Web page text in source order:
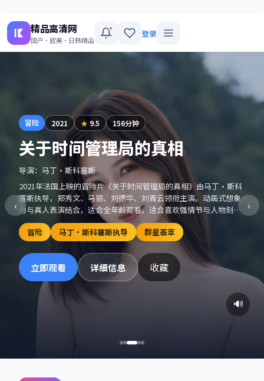
精品高清网
国产·欧美·日韩精品
登录
‹ ›
冒险 2021 ★ 9.5 156分钟
关于时间管理局的真相
导演： 马丁·斯科塞斯
2021年法国上映的冒险片《关于时间管理局的真相》由马丁·斯科
塞斯执导，郑秀文、马丽、刘德华、刘青云领衔主演。动画式想象
力与真人表演结合，适合全年龄观看。适合喜欢强情节与人物刻画
的观众收藏观看。
冒险
马丁·斯科塞斯执导 群星荟萃
立即观看 详细信息 收藏
🔊